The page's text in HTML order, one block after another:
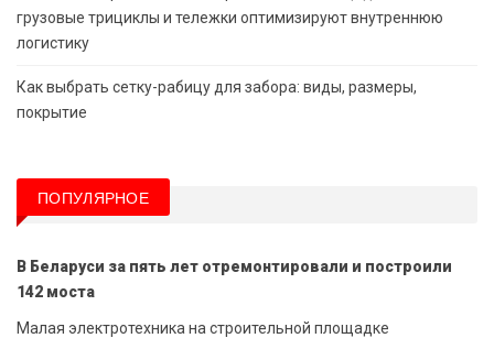
грузовые трициклы и тележки оптимизируют внутреннюю
логистику
Как выбрать сетку-рабицу для забора: виды, размеры,
покрытие
ПОПУЛЯРНОЕ
В Беларуси за пять лет отремонтировали и построили
142 моста
Малая электротехника на строительной площадке